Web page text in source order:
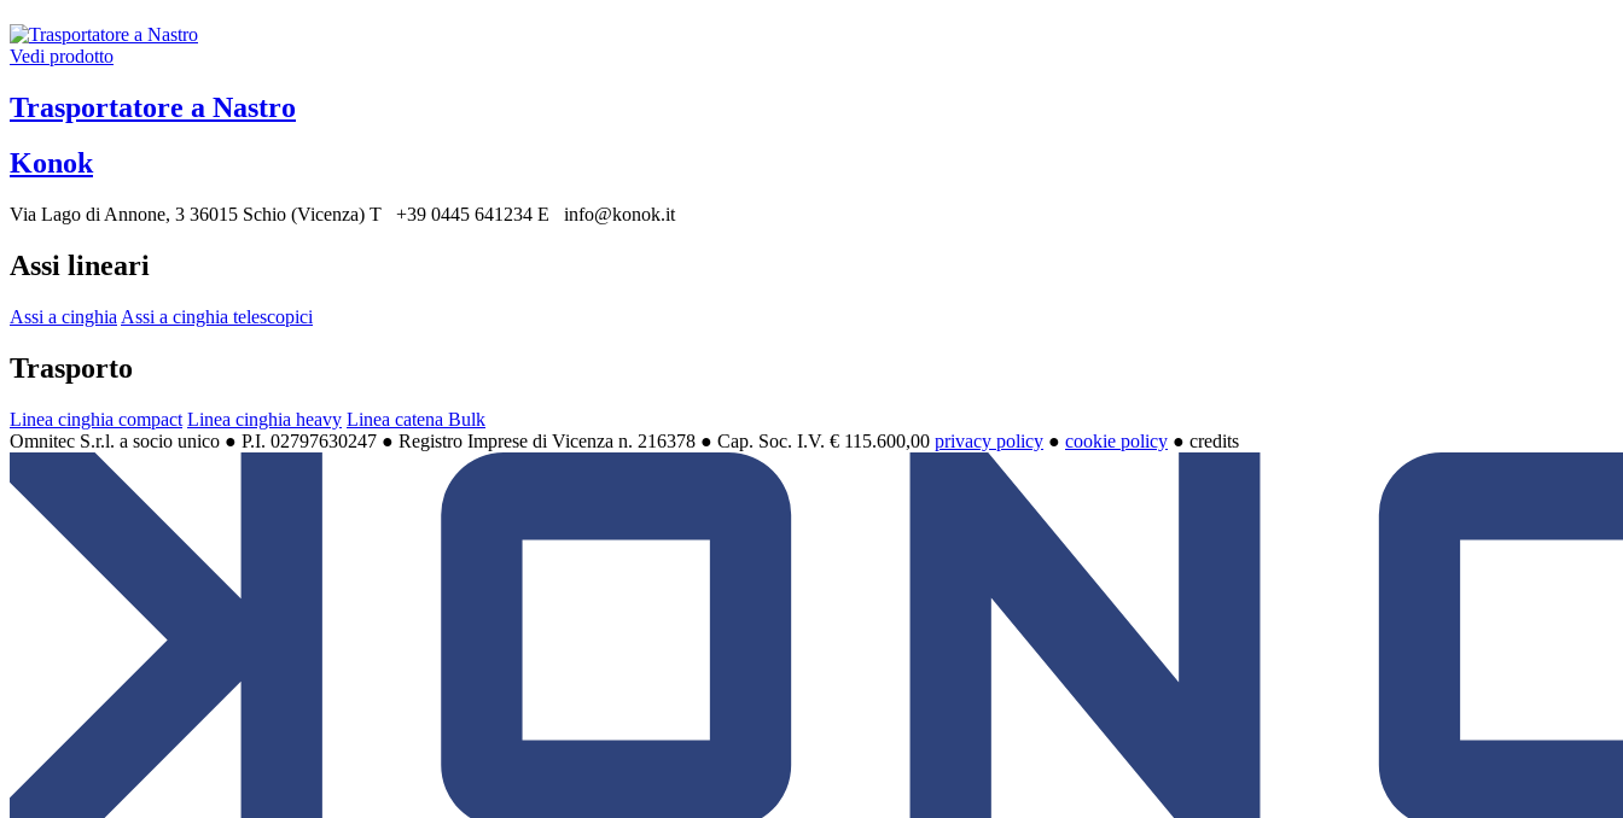
Vedi prodotto
Trasportatore a Nastro
Konok
Via Lago di Annone, 3 36015 Schio (Vicenza) T +39 0445 641234 E info@konok.it
Assi lineari
Assi a cinghia Assi a cinghia telescopici
Trasporto
Linea cinghia compact Linea cinghia heavy Linea catena Bulk
Omnitec S.r.l. a socio unico ● P.I. 02797630247 ● Registro Imprese di Vicenza n. 216378 ● Cap. Soc. I.V. € 115.600,00 privacy policy ● cookie policy ● credits